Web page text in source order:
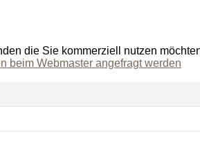
die Sie kommerziell nutzen
beim Webmaster angefragt werden